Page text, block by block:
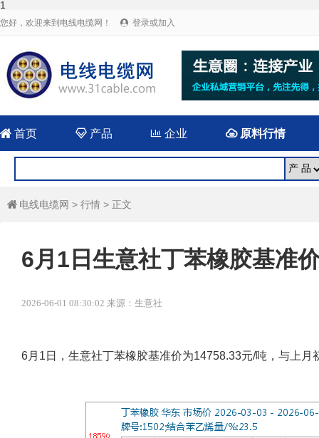
1
您好，欢迎来到电线电缆网！  登录或加入
 首页 产品  企业 原料行情
 电线电缆网 > 行情 > 正文
6月1日生意社丁苯橡胶基准
2026-06-01 08:30:02 来源：生意社
6月1日，生意社丁苯橡胶基准价为14758.33元/吨，与上月